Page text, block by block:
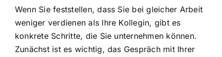
Wenn Sie feststellen, dass Sie bei gleicher Arbeit
weniger verdienen als Ihre Kollegin, gibt es
konkrete Schritte, die Sie unternehmen können.
Zunächst ist es wichtig, das Gespräch mit Ihrer